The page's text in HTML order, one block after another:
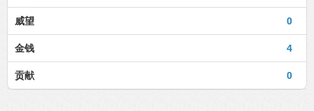
0
威望
4
金钱
0
贡献